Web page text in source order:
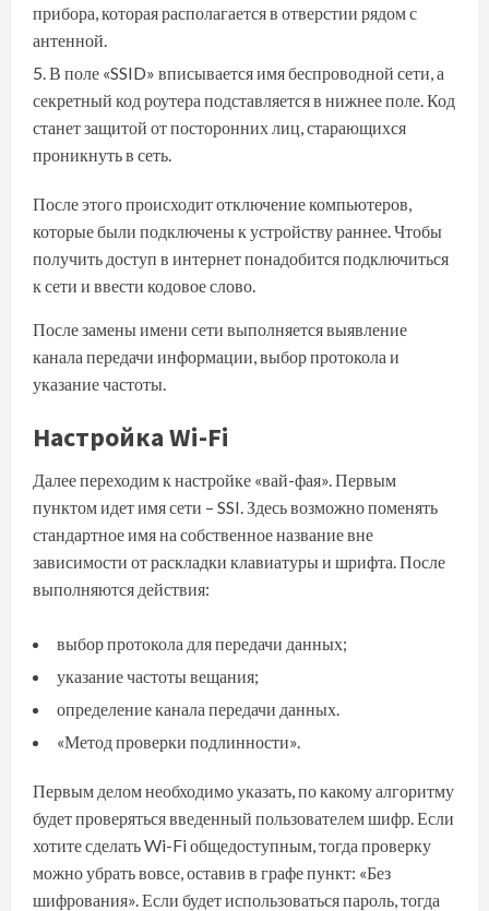
прибора, которая располагается в отверстии рядом с
антенной.
В поле «SSID» вписывается имя беспроводной сети, а
секретный код роутера подставляется в нижнее поле. Код
станет защитой от посторонних лиц, старающихся
проникнуть в сеть.
После этого происходит отключение компьютеров,
которые были подключены к устройству раннее. Чтобы
получить доступ в интернет понадобится подключиться
к сети и ввести кодовое слово.
После замены имени сети выполняется выявление
канала передачи информации, выбор протокола и
указание частоты.
Настройка Wi-Fi
Далее переходим к настройке «вай-фая». Первым
пунктом идет имя сети – SSI. Здесь возможно поменять
стандартное имя на собственное название вне
зависимости от раскладки клавиатуры и шрифта. После
выполняются действия:
выбор протокола для передачи данных;
указание частоты вещания;
определение канала передачи данных.
«Метод проверки подлинности».
Первым делом необходимо указать, по какому алгоритму
будет проверяться введенный пользователем шифр. Если
хотите сделать Wi-Fi общедоступным, тогда проверку
можно убрать вовсе, оставив в графе пункт: «Без
шифрования». Если будет использоваться пароль, тогда